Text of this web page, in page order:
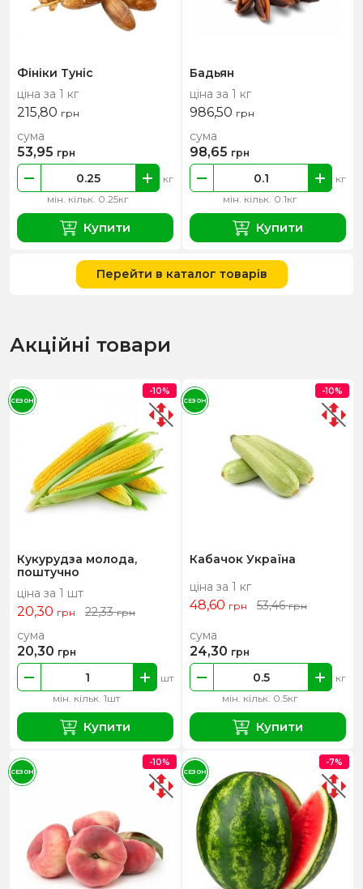
Фініки Туніс
ціна за 1 кг
215,80 грн
мін. кільк. 0.25кг
кг
сума
53,95 грн
Купити
Бадьян
ціна за 1 кг
986,50 грн
мін. кільк. 0.1кг
кг
сума
98,65 грн
Купити
Перейти в каталог товарів
Акційні товари
Кукурудза молода,
поштучно
ціна за 1 шт
20,30 грн 22,33грн
мін. кільк. 1шт
шт
сума
20,30 грн
Купити
-10%
СЕЗОН
Кабачок Україна
ціна за 1 кг
48,60 грн 53,46грн
мін. кільк. 0.5кг
кг
сума
24,30 грн
Купити
-10%
СЕЗОН
-10%
СЕЗОН
-7%
СЕЗОН